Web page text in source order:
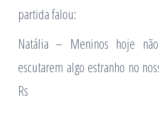
partida falou:
Natália – Meninos hoje
escutarem algo estranho no
Rs